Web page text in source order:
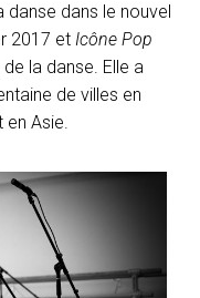
danse dans le nouvel
2017 et Icône Pop
la danse. Elle a
de villes en
en Asie.